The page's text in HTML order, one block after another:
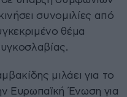
συνομιλίες από
θέμα
μιλάει για το
Ευρωπαϊκή Ένωση για